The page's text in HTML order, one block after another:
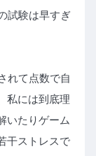
試験は早すぎ
れて点数で自
私には到底理
いたりゲーム
干ストレスで